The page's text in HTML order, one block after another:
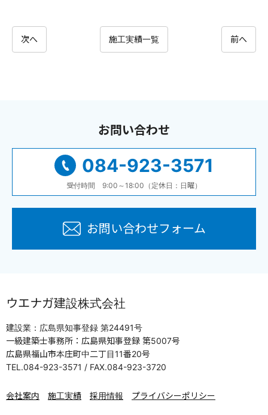
前へ
施工実績一覧
次へ
お問い合わせ
084-923-3571
受付時間 9:00～18:00（定休日：日曜）
お問い合わせフォーム
ウエナガ建設株式会社
建設業：広島県知事登録 第24491号
一級建築士事務所：広島県知事登録 第5007号
広島県福山市本庄町中二丁目11番20号
TEL.084-923-3571 / FAX.084-923-3720
会社案内 施工実績 採用情報 プライバシーポリシー